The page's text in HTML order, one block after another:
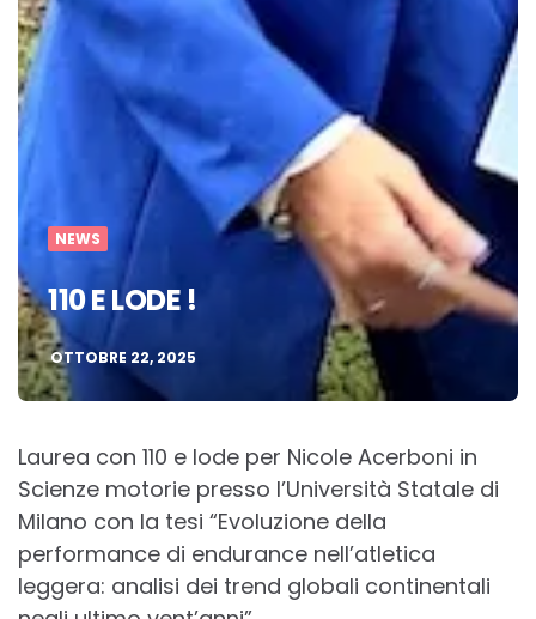
NEWS
110 E LODE !
OTTOBRE 22, 2025
Laurea con 110 e lode per Nicole Acerboni in
Scienze motorie presso l’Università Statale di
Milano con la tesi “Evoluzione della
performance di endurance nell’atletica
leggera: analisi dei trend globali continentali